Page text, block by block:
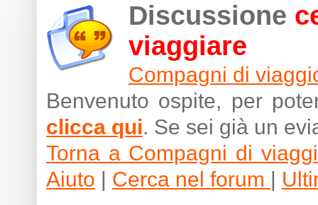
Discussione
viaggiare
Compagni di
Benvenuto ospite, per
clicca qui. Se sei già un
Torna a Compagni di
Aiuto | Cerca nel forum |